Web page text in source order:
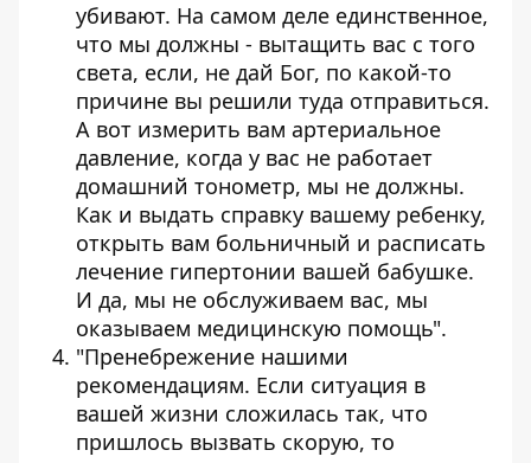
убивают. На самом деле единственное,
что мы должны - вытащить вас с того
света, если, не дай Бог, по какой-то
причине вы решили туда отправиться.
А вот измерить вам артериальное
давление, когда у вас не работает
домашний тонометр, мы не должны.
Как и выдать справку вашему ребенку,
открыть вам больничный и расписать
лечение гипертонии вашей бабушке.
И да, мы не обслуживаем вас, мы
оказываем медицинскую помощь".
"Пренебрежение нашими
рекомендациям. Если ситуация в
вашей жизни сложилась так, что
пришлось вызвать скорую, то